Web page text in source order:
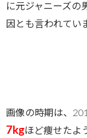
に元ジャニーズの
因とも言われてい
画像の時期は、
7kgほど痩せたよ